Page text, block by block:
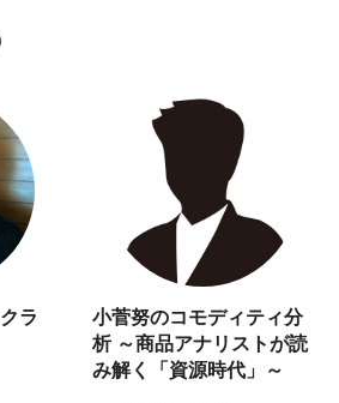
ラ
小菅努のコモディティ分
析 ～商品アナリストが読
み解く「資源時代」～